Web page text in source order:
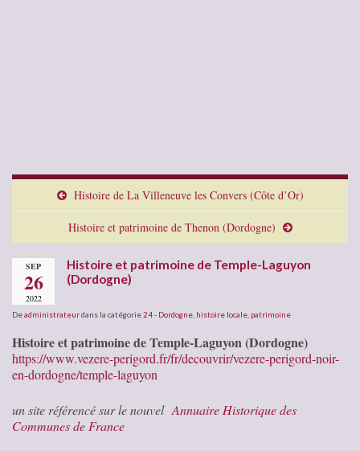
Histoire de La Villeneuve les Convers (Côte d’Or)
Histoire et patrimoine de Thenon (Dordogne)
SEP
26
2022
Histoire et patrimoine de Temple-Laguyon
(Dordogne)
Deadministrateurdans la catégorie24 - Dordogne histoire locale patrimoine
Histoire et patrimoine de Temple-Laguyon (Dordogne)
https://www.vezere-perigord.fr/fr/decouvrir/vezere-perigord-noir-
en-dordogne/temple-laguyon
un site référencé sur le nouvel Annuaire Historique des
Communes de France